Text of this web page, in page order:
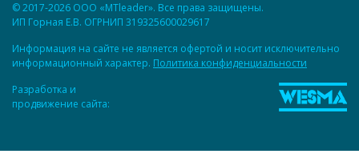
© 2017-2026 ООО «MTleader». Все права защищены.
ИП Горная Е.В. ОГРНИП 319325600029617
Информация на сайте не является офертой и носит исключительно
информационный характер. Политика конфиденциальности
Разработка и
продвижение сайта: